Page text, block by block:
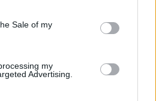
purposes in below Google
Sale of my
my
Advertising.
di estetica medicale avanzata
dei 5 centri di riferimento
Pasquale arriva il Campo Base: